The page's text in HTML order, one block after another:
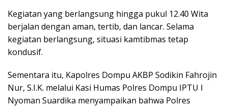
Kegiatan yang berlangsung hingga pukul 12.40 Wita
berjalan dengan aman, tertib, dan lancar. Selama
kegiatan berlangsung, situasi kamtibmas tetap
kondusif.
Sementara itu, Kapolres Dompu AKBP Sodikin Fahrojin
Nur, S.I.K. melalui Kasi Humas Polres Dompu IPTU I
Nyoman Suardika menyampaikan bahwa Polres